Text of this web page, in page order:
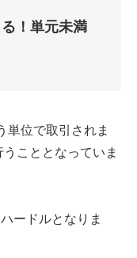
！単元未満
単位で取引されま
うこととなっていま
ードルとなりま